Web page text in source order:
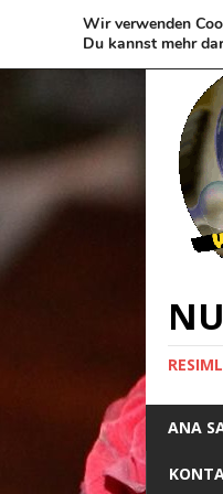
ANA
Wir verwenden
Du kannst mehr